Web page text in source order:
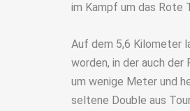
im Kampf um das Rote
Auf dem 5,6 Kilometer
worden, in der auch der
um wenige Meter und
seltene Double aus